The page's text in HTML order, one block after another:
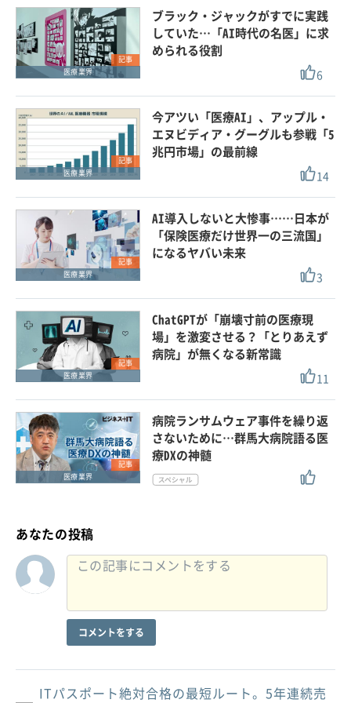
記事
医療業界
ブラック・ジャックがすでに実践
していた…「AI時代の名医」に求
められる役割
6
記事
医療業界
今アツい「医療AI」、アップル・
エヌビディア・グーグルも参戦「5
兆円市場」の最前線
14
記事
医療業界
AI導入しないと大惨事……日本が
「保険医療だけ世界一の三流国」
になるヤバい未来
3
記事
医療業界
ChatGPTが「崩壊寸前の医療現
場」を激変させる？「とりあえず
病院」が無くなる新常識
11
記事
医療業界
病院ランサムウェア事件を繰り返
さないために…群馬大病院語る医
療DXの神髄
あなたの投稿
コメントをする
ITパスポート絶対合格の最短ルート。5年連続売